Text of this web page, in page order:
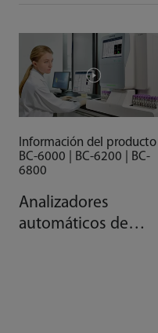
Información del producto |
BC-6000 | BC-6200 | BC-
6800
Analizadores
automáticos de